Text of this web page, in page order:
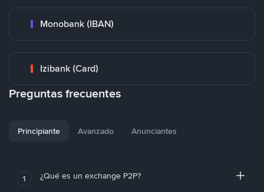
Monobank (IBAN)
Izibank (Card)
Preguntas frecuentes
Principiante Avanzado Anunciantes
1 ¿Qué es un exchange P2P?